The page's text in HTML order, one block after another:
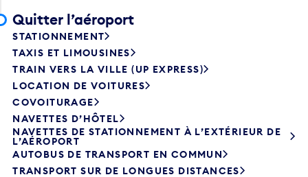
Quitter l’aéroport
STATIONNEMENT
TAXIS ET LIMOUSINES
TRAIN VERS LA VILLE (UP EXPRESS)
LOCATION DE VOITURES
COVOITURAGE
NAVETTES D’HÔTEL
NAVETTES DE STATIONNEMENT À L’EXTÉRIEUR DE
L’AÉROPORT
AUTOBUS DE TRANSPORT EN COMMUN
TRANSPORT SUR DE LONGUES DISTANCES